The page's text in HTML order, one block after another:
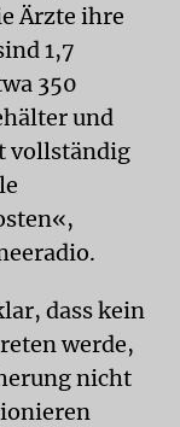
Ärzte ihre
1,7
350
und
vollständig
dass kein
werde,
nicht